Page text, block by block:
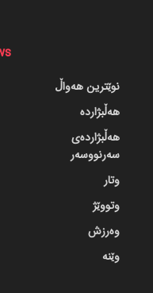
نوێترین هەواڵ
هەڵبژاردە
هەڵبژاردەی
سەرنووسەر
وتار
وتووێژ
وەرزش
وێنە